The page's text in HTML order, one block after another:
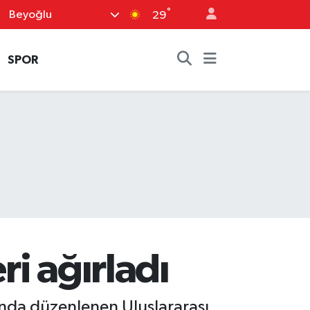
Beyoğlu 29°
SPOR
ağırladı
düzenlenen Uluslararası